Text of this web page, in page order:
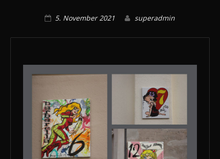
5. November 2021
superadmin